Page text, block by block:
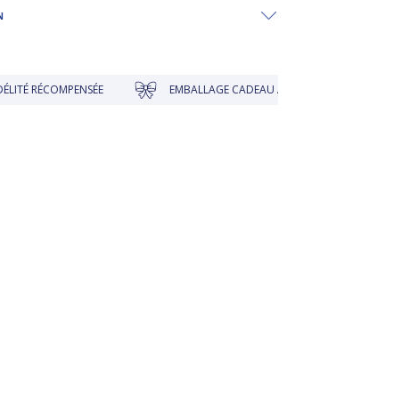
EMBALLAGE CADEAU À PRIX DOUX